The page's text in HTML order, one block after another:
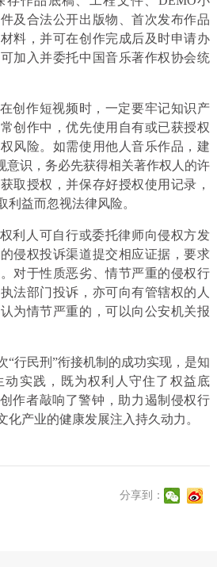
及合法公开出版物、首次发布作品
料，并可在创作完成后及时申请办
加入并委托中国音乐著作权协会统
创作短视频时，一定要牢记知识产
创作中，优先使用自有或已获授权
风险。如需使用他人音乐作品，建
意识，务必先获得相关著作权人的许
取授权，并保存好授权使用记录，
利益而忽视法律风险。
利人可自行或委托律师向侵权方发
侵权投诉渠道提交相应证据，要求
对于性质恶劣、情节严重的侵权行
法部门投诉，亦可向有管辖权的人
为情节严重的，可以向公安机关报
“行民刑”衔接机制的成功实现，是知
动实践，既为权利人守住了权益底
作者敲响了警钟，助力遏制侵权行
化产业的健康发展注入持久动力。
分享到：